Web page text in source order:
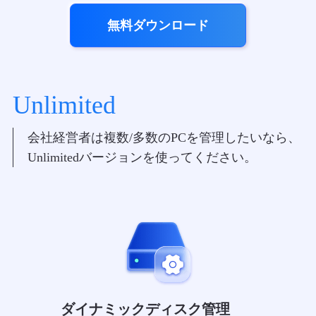
無料ダウンロード
Unlimited
会社経営者は複数/多数のPCを管理したいなら、
Unlimitedバージョンを使ってください。
ダイナミックディスク管理